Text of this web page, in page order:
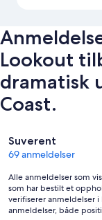
Lookout
dramatisk
Coast.
Anmeldelser
Suverent
69 anmeldelser
Alle anmeldelser som
som har bestilt et
verifiserer anmeldelser
anmeldelser, både